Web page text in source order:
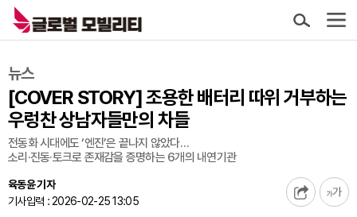
뉴스
[COVER STORY] 조용한 배터리 따위 거부하는
우렁찬 상남자들만의 차들
전동화 시대에도 ‘엔진’은 끝나지 않았다…
소리·진동·토크로 존재감을 증명하는 6개의 내연기관
육동윤 기자
기사입력 : 2026-02-25 13:05